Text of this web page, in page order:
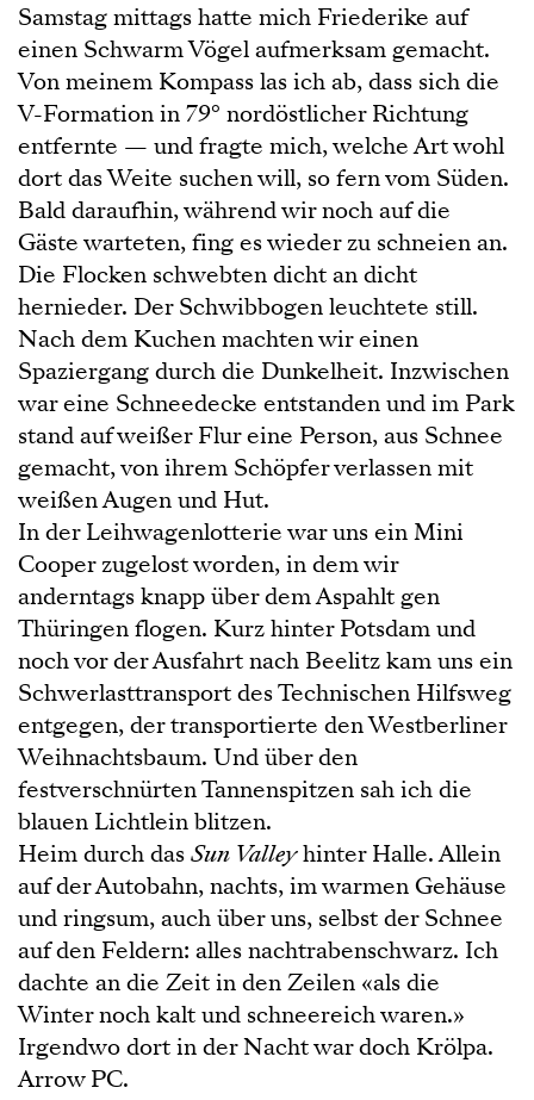
Samstag mittags hatte mich Friederike auf
einen Schwarm Vögel aufmerksam gemacht.
Von meinem Kompass las ich ab, dass sich die
V-Formation in 79° nordöstlicher Richtung
entfernte — und fragte mich, welche Art wohl
dort das Weite suchen will, so fern vom Süden.
Bald daraufhin, während wir noch auf die
Gäste warteten, fing es wieder zu schneien an.
Die Flocken schwebten dicht an dicht
hernieder. Der Schwibbogen leuchtete still.
Nach dem Kuchen machten wir einen
Spaziergang durch die Dunkelheit. Inzwischen
war eine Schneedecke entstanden und im Park
stand auf weißer Flur eine Person, aus Schnee
gemacht, von ihrem Schöpfer verlassen mit
weißen Augen und Hut.
In der Leihwagenlotterie war uns ein Mini
Cooper zugelost worden, in dem wir
anderntags knapp über dem Aspahlt gen
Thüringen flogen. Kurz hinter Potsdam und
noch vor der Ausfahrt nach Beelitz kam uns ein
Schwerlasttransport des Technischen Hilfsweg
entgegen, der transportierte den Westberliner
Weihnachtsbaum. Und über den
festverschnürten Tannenspitzen sah ich die
blauen Lichtlein blitzen.
Heim durch dasSun Valleyhinter Halle. Allein
auf der Autobahn, nachts, im warmen Gehäuse
und ringsum, auch über uns, selbst der Schnee
auf den Feldern: alles nachtrabenschwarz. Ich
dachte an die Zeit in den Zeilen «als die
Winter noch kalt und schneereich waren.»
Irgendwo dort in der Nacht war doch Krölpa.
Arrow PC.